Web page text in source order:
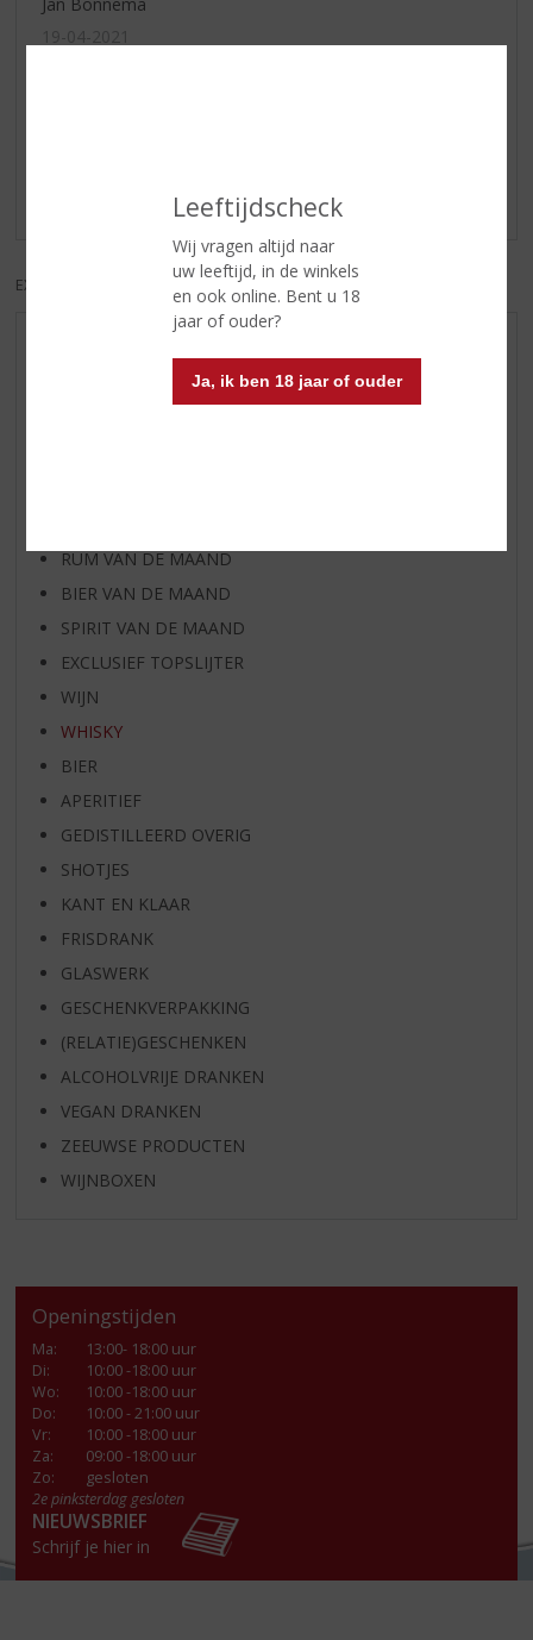
Leeftijdscheck
Wij vragen altijd naar
uw leeftijd, in de winkels
en ook online. Bent u 18
jaar of ouder?
Ja, ik ben 18 jaar of ouder
19-04-2021
EXCL. BTW INCL. BTW
RUM VAN DE MAAND
BIER VAN DE MAAND
SPIRIT VAN DE MAAND
EXCLUSIEF TOPSLIJTER
WIJN
WHISKY
BIER
APERITIEF
GEDISTILLEERD OVERIG
SHOTJES
KANT EN KLAAR
FRISDRANK
GLASWERK
GESCHENKVERPAKKING
(RELATIE)GESCHENKEN
ALCOHOLVRIJE DRANKEN
VEGAN DRANKEN
ZEEUWSE PRODUCTEN
WIJNBOXEN
Openingstijden
Ma:
13:00- 18:00 uur
Di:
10:00 -18:00 uur
Wo:
10:00 -18:00 uur
Do:
10:00 - 21:00 uur
Vr:
10:00 -18:00 uur
Za:
09:00 -18:00 uur
Zo:
gesloten
2e pinksterdag gesloten
NIEUWSBRIEF
Schrijf je hier in